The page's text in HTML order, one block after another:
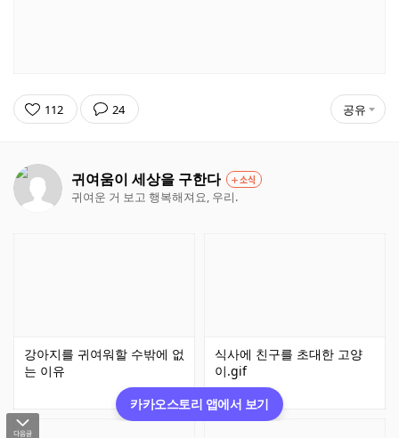
112 24 공유
소식
귀여움이 세상을 구한다
귀여운 거 보고 행복해져요, 우리.
강아지를 귀여워할 수밖에 없
는 이유
식사에 친구를 초대한 고양
이.gif
카카오스토리 앱에서 보기